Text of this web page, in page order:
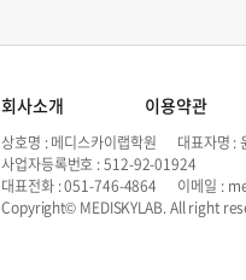
회사소개 이용약관
상호명 : 메디스카이랩학원 대표자명 :
사업자등록번호 : 512-92-01924
대표전화 : 051-746-4864 이메일 :
Copyright© MEDISKYLAB. All right